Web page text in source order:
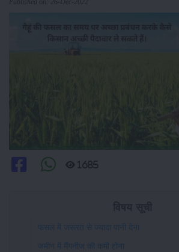
1685
फसल में जरूरत से ज्यादा पानी देना
जमीन में मैंगनीज की कमी होना